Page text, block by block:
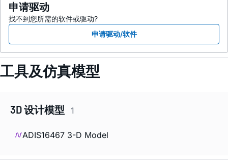
申请驱动
找不到您所需的软件或驱动?
申请驱动/软件
工具及仿真模型
3D 设计模型 1
ADIS16467 3-D Model